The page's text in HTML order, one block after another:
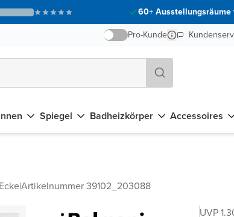
60+
Pro-Kunde
Spiegel Badheizkörper Accessoires
|Artikelnummer 39102_203088
UVP